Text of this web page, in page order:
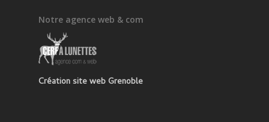
Notre agence web & com
Création site web Grenoble